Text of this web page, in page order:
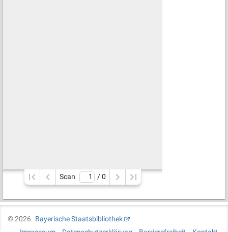
Scan / 0
©2026
Bayerische Staatsbibliothek